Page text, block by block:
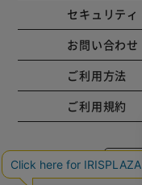
セキュリテ
お問い合わせ
ご利用方法
ご利用規約